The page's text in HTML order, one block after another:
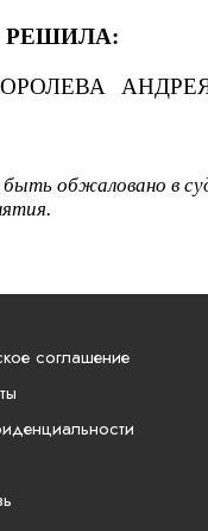
РЕШИЛА:
А АНДРЕ
обжаловано в
соглашение